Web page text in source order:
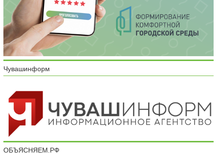
Чувашинформ
ОБЪЯСНЯЕМ.РФ